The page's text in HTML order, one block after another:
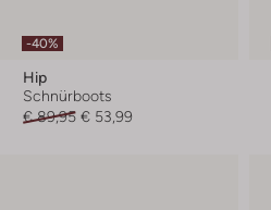
-40%
Hip
Schnürboots
€ 89,95 € 53,99